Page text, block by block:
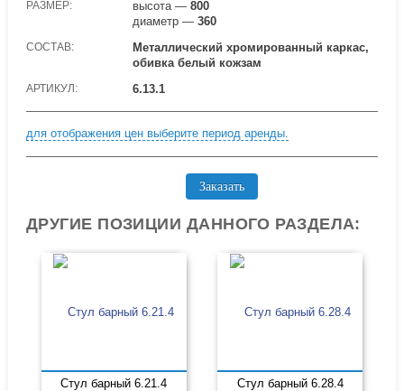
РАЗМЕР: высота —800
диаметр —360
СОСТАВ:
Металлический хромированный каркас,
обивка белый кожзам
АРТИКУЛ: 6.13.1
для отображения цен выберите период аренды.
Заказать
ДРУГИЕ ПОЗИЦИИ ДАННОГО РАЗДЕЛА:
Стул барный 6.21.4 Стул барный 6.28.4